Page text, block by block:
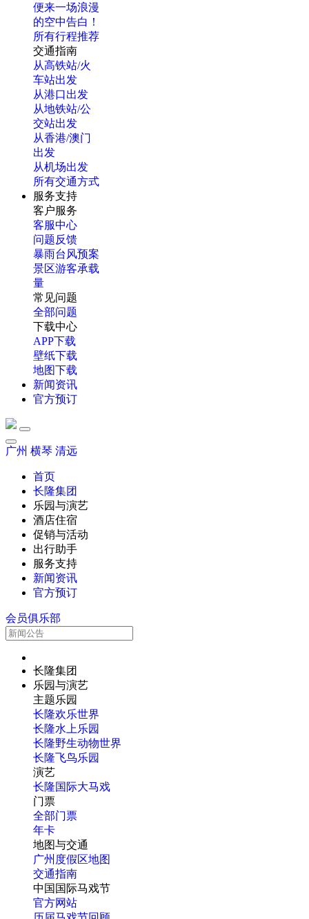
便来一场浪漫
的空中告白！
所有行程推荐
交通指南
从高铁站/火
车站出发
从港口出发
从地铁站/公
交站出发
从香港/澳门
出发
从机场出发
所有交通方式
服务支持
客户服务
客服中心
问题反馈
暴雨台风预案
景区游客承载
量
常见问题
全部问题
下载中心
APP下载
壁纸下载
地图下载
新闻资讯
官方预订
广州 横琴 清远
首页
长隆集团
乐园与演艺
酒店住宿
促销与活动
出行助手
服务支持
新闻资讯
官方预订
会员俱乐部
长隆集团
乐园与演艺
主题乐园
长隆欢乐世界
长隆水上乐园
长隆野生动物世界
长隆飞鸟乐园
演艺
长隆国际大马戏
门票
全部门票
年卡
地图与交通
广州度假区地图
交通指南
中国国际马戏节
官方网站